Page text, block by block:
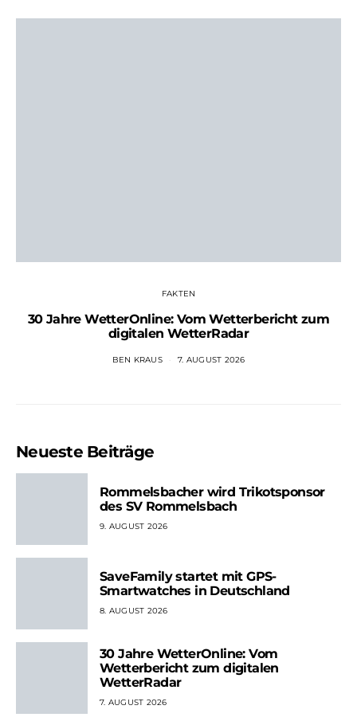
FAKTEN
30 Jahre WetterOnline: Vom Wetterbericht zum
digitalen WetterRadar
BEN KRAUS 7. AUGUST 2026
Neueste Beiträge
Rommelsbacher wird Trikotsponsor
des SV Rommelsbach
9. AUGUST 2026
SaveFamily startet mit GPS-
Smartwatches in Deutschland
8. AUGUST 2026
30 Jahre WetterOnline: Vom
Wetterbericht zum digitalen
WetterRadar
7. AUGUST 2026